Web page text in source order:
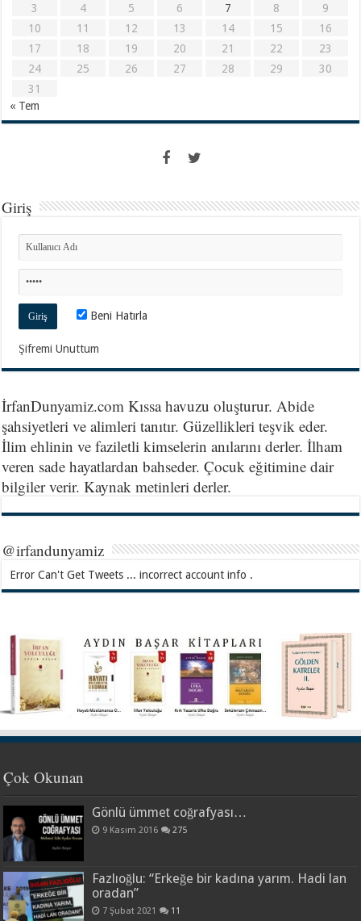
3
4 5 6 7 8
9
10
11 12 13 14 15
16
17
18 19 20 21 22
23
24
25 26 27 28 29
30
31
« Tem
Giriş
Beni Hatırla
Şifremi Unuttum
İrfanDunyamiz.com Kıssa havuzu oluşturur. Abide
şahsiyetleri ve alimleri tanıtır. Güzellikleri teşvik eder.
İlim ehlinin ve faziletli kimselerin anılarını derler. İlham
veren sade hayatlardan bahseder. Çocuk eğitimine dair
bilgiler verir. Kaynak metinleri derler.
@irfandunyamiz
Error Can't Get Tweets ... incorrect account info .
Çok Okunan
Gönlü ümmet coğrafyası…
9 Kasım 2016 275
Fazlıoğlu: “Erkeğe bir kadına yarım. Hadi lan
oradan”
7 Şubat 2021 11